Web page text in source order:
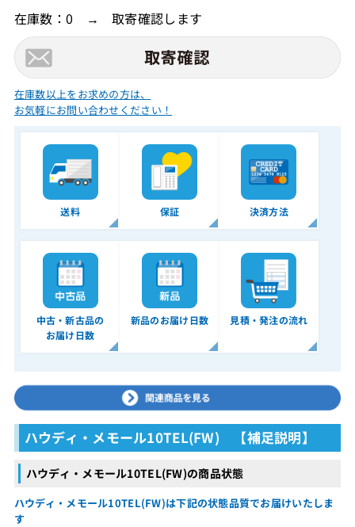
在庫数：0 → 取寄確認します
在庫数以上をお求めの方は、
お気軽にお問い合わせください！
送料 保証 決済方法
中古・新古品の
お届け日数
新品のお届け日数 見積・発注の流れ
ハウディ・メモール10TEL(FW) 【補足説明】
ハウディ・メモール10TEL(FW)の商品状態
ハウディ・メモール10TEL(FW)は下記の状態品質でお届けいたしま
す